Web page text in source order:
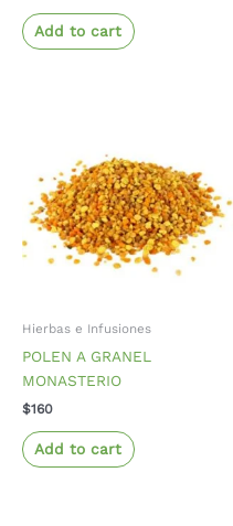
Add to cart
Hierbas e Infusiones
POLEN A GRANEL
MONASTERIO
$160
Add to cart